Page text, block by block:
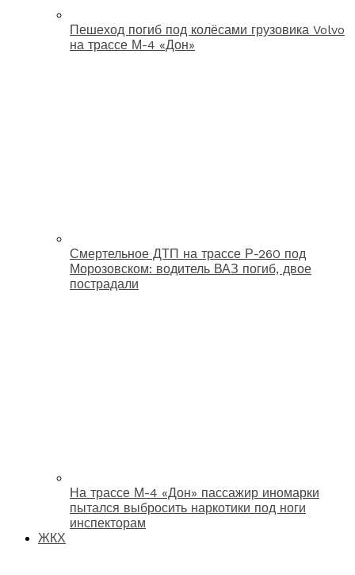
Пешеход погиб под колёсами грузовика Volvo
на трассе М-4 «Дон»
Смертельное ДТП на трассе Р-260 под
Морозовском: водитель ВАЗ погиб, двое
пострадали
На трассе М-4 «Дон» пассажир иномарки
пытался выбросить наркотики под ноги
инспекторам
ЖКХ